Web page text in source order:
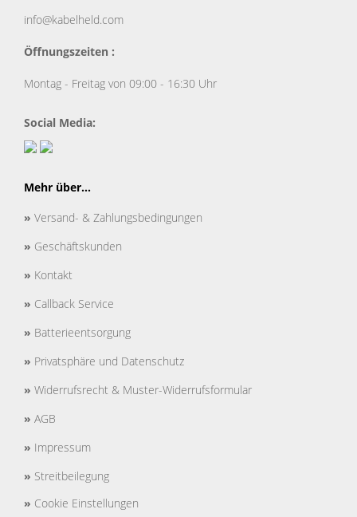
info@kabelheld.com
Öffnungszeiten :
Montag - Freitag von 09:00 - 16:30 Uhr
Social Media:
Mehr über...
» Versand- & Zahlungsbedingungen
» Geschäftskunden
» Kontakt
» Callback Service
» Batterieentsorgung
» Privatsphäre und Datenschutz
» Widerrufsrecht & Muster-Widerrufsformular
» AGB
» Impressum
» Streitbeilegung
» Cookie Einstellungen